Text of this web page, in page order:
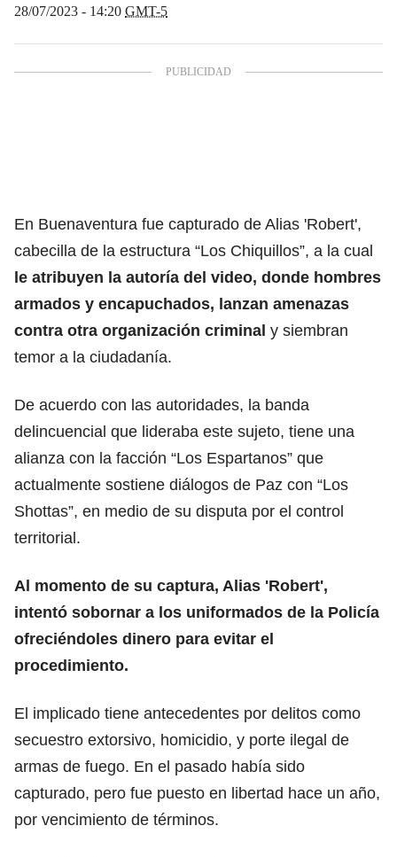
28/07/2023 - 14:20 GMT-5
En Buenaventura fue capturado de Alias 'Robert',
cabecilla de la estructura “Los Chiquillos”, a la cual
le atribuyen la autoría del video, donde hombres
armados y encapuchados, lanzan amenazas
contra otra organización criminal y siembran
temor a la ciudadanía.
De acuerdo con las autoridades, la banda
delincuencial que lideraba este sujeto, tiene una
alianza con la facción “Los Espartanos” que
actualmente sostiene diálogos de Paz con “Los
Shottas”, en medio de su disputa por el control
territorial.
Al momento de su captura, Alias 'Robert',
intentó sobornar a los uniformados de la Policía
ofreciéndoles dinero para evitar el
procedimiento.
El implicado tiene antecedentes por delitos como
secuestro extorsivo, homicidio, y porte ilegal de
armas de fuego. En el pasado había sido
capturado, pero fue puesto en libertad hace un año,
por vencimiento de términos.